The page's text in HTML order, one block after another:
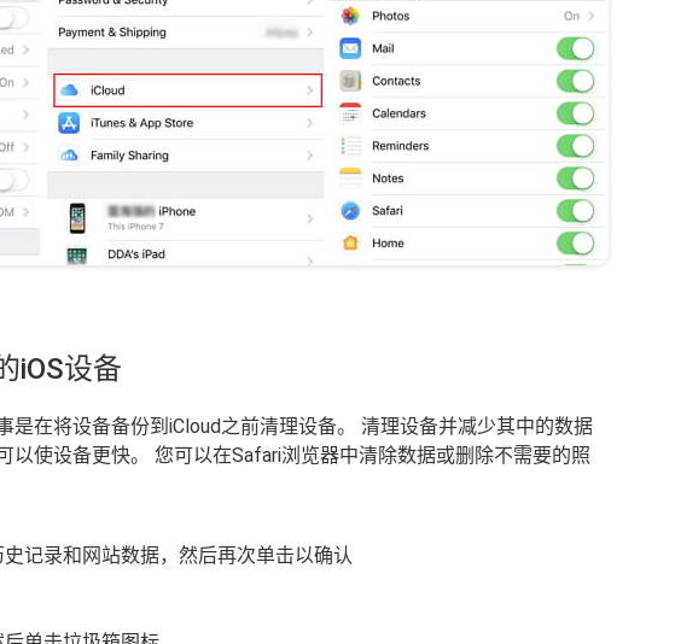
iOS设备
是在将设备备份到iCloud之前清理设备。 清理设备并减少其中的数据
以使设备更快。 您可以在Safari浏览器中清除数据或删除不需要的照
记录和网站数据，然后再次单击以确认